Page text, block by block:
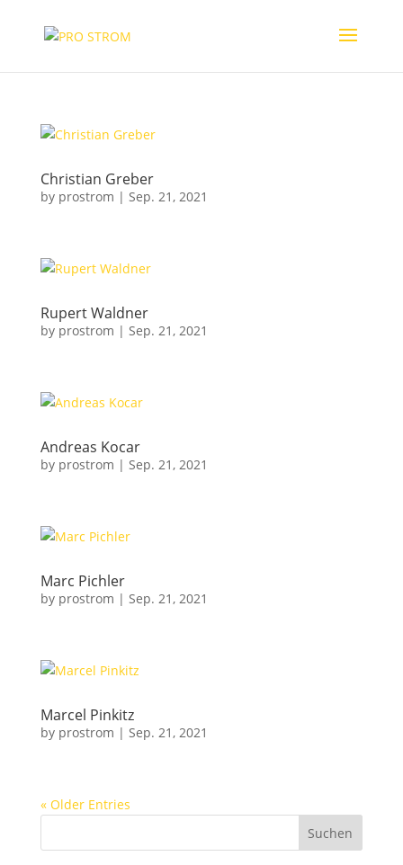
Christian Greber
by prostrom | Sep. 21, 2021
Rupert Waldner
by prostrom | Sep. 21, 2021
Andreas Kocar
by prostrom | Sep. 21, 2021
Marc Pichler
by prostrom | Sep. 21, 2021
Marcel Pinkitz
by prostrom | Sep. 21, 2021
« Older Entries
Suchen